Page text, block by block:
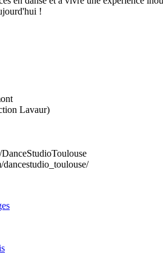
!
Lavaur)